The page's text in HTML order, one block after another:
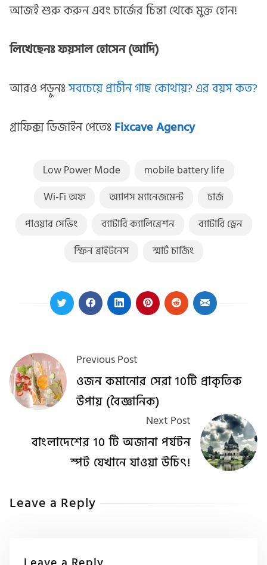
আজই শুরু করুন এবং চার্জের চিন্তা থেকে মুক্ত হোন!
লিখেছেনঃ ফয়সাল হোসেন (আদি)
আরও পড়ুনঃসবচেয়ে প্রাচীন গাছ কোথায়? এর বয়স কত?
গ্রাফিক্স ডিজাইন পেতেঃFixcave Agency
Low Power Mode
mobile battery life
Wi-Fi অফ
অ্যাপস ম্যানেজমেন্ট
চার্জ
পাওয়ার সেভিং
ব্যাটারি ক্যালিব্রেশন
ব্যাটারি ড্রেন
স্ক্রিন ব্রাইটনেস
স্মার্ট চার্জিং
Previous Post
ওজন কমানোর সেরা 10টি প্রাকৃতিক
উপায় (বৈজ্ঞানিক)
Next Post
বাংলাদেশের 10 টি অজানা পর্যটন
স্পট যেখানে যাওয়া উচিৎ!
Leave a Reply